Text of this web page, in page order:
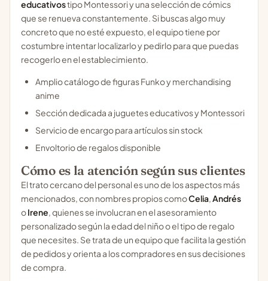
educativostipo Montessori y una selección de cómics
que se renueva constantemente. Si buscas algo muy
concreto que no esté expuesto, el equipo tiene por
costumbre intentar localizarlo y pedirlo para que puedas
recogerlo en el establecimiento.
Amplio catálogo de figuras Funko y merchandising
anime
Sección dedicada a juguetes educativos y Montessori
Servicio de encargo para artículos sin stock
Envoltorio de regalos disponible
Cómo es la atención según sus clientes
El trato cercano del personal es uno de los aspectos más
mencionados, con nombres propios comoCelia,Andrés
oIrene, quienes se involucran en el asesoramiento
personalizado según la edad del niño o el tipo de regalo
que necesites. Se trata de un equipo que facilita la gestión
de pedidos y orienta a los compradores en sus decisiones
de compra.